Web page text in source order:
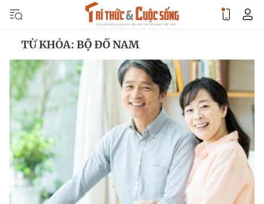
TỪ KHÓA: BỘ ĐỒ NAM